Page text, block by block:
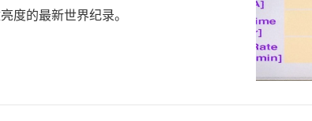
度的最新世界纪录。